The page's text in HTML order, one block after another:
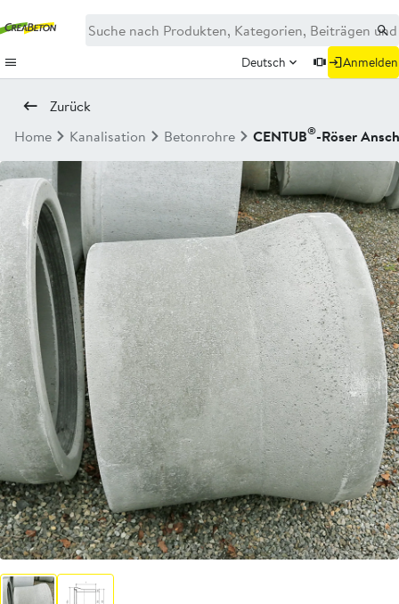
Deutsch Anmelden
Zurück
Home
Kanalisation Betonrohre CENTUB®-Röser